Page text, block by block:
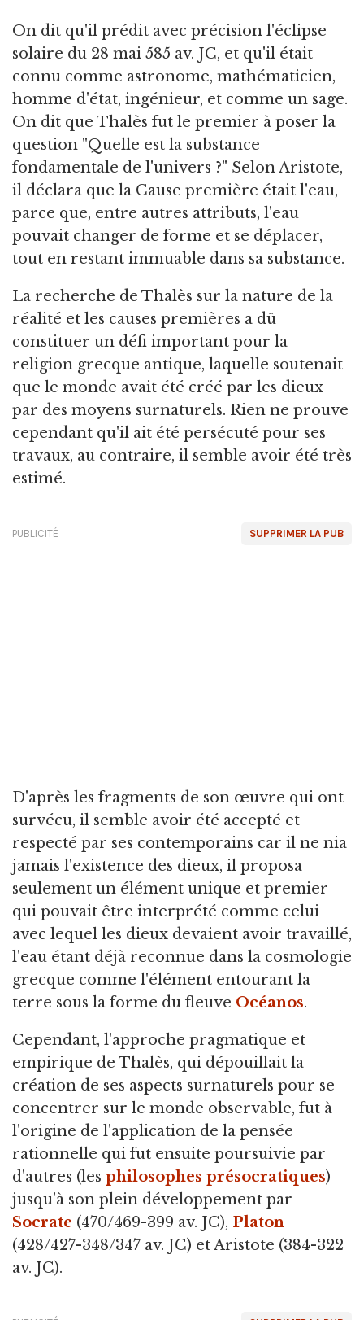
On dit qu'il prédit avec précision l'éclipse
solaire du 28 mai 585 av. JC, et qu'il était
connu comme astronome, mathématicien,
homme d'état, ingénieur, et comme un sage.
On dit que Thalès fut le premier à poser la
question "Quelle est la substance
fondamentale de l'univers ?" Selon Aristote,
il déclara que la Cause première était l'eau,
parce que, entre autres attributs, l'eau
pouvait changer de forme et se déplacer,
tout en restant immuable dans sa substance.
La recherche de Thalès sur la nature de la
réalité et les causes premières a dû
constituer un défi important pour la
religion grecque antique, laquelle soutenait
que le monde avait été créé par les dieux
par des moyens surnaturels. Rien ne prouve
cependant qu'il ait été persécuté pour ses
travaux, au contraire, il semble avoir été très
estimé.
SUPPRIMER LA PUB
PUBLICITÉ
D'après les fragments de son œuvre qui ont
survécu, il semble avoir été accepté et
respecté par ses contemporains car il ne nia
jamais l'existence des dieux, il proposa
seulement un élément unique et premier
qui pouvait être interprété comme celui
avec lequel les dieux devaient avoir travaillé,
l'eau étant déjà reconnue dans la cosmologie
grecque comme l'élément entourant la
terre sous la forme du fleuve Océanos.
Cependant, l'approche pragmatique et
empirique de Thalès, qui dépouillait la
création de ses aspects surnaturels pour se
concentrer sur le monde observable, fut à
l'origine de l'application de la pensée
rationnelle qui fut ensuite poursuivie par
d'autres (les philosophes présocratiques)
jusqu'à son plein développement par
Socrate (470/469-399 av. JC), Platon
(428/427-348/347 av. JC) et Aristote (384-322
av. JC).